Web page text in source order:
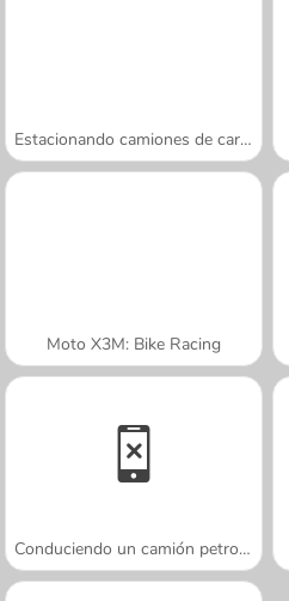
Estacionando camiones de carga en 3D
Moto X3M: Bike Racing
Conduciendo un camión petrolero